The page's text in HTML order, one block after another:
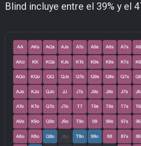
Blind incluye entre el 39% y el